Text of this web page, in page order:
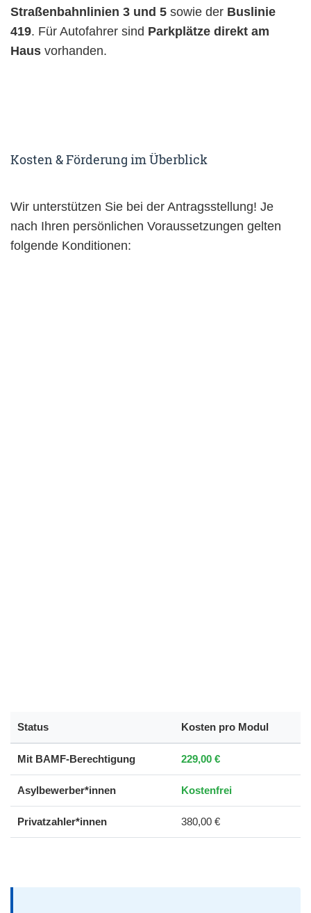
Straßenbahnlinien 3 und 5 sowie der Buslinie
419. Für Autofahrer sind Parkplätze direkt am
Haus vorhanden.
Kosten & Förderung im Überblick
Wir unterstützen Sie bei der Antragsstellung! Je
nach Ihren persönlichen Voraussetzungen gelten
folgende Konditionen:
Status Kosten pro Modul
Mit BAMF-Berechtigung 229,00 €
Asylbewerber*innen Kostenfrei
Privatzahler*innen 380,00 €